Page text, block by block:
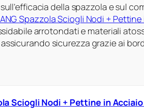
della spazzola e sul
Spazzola Sciogli Nodi +
arrotondati e materiali
sicurezza grazie ai
Sciogli Nodi + Pettine in